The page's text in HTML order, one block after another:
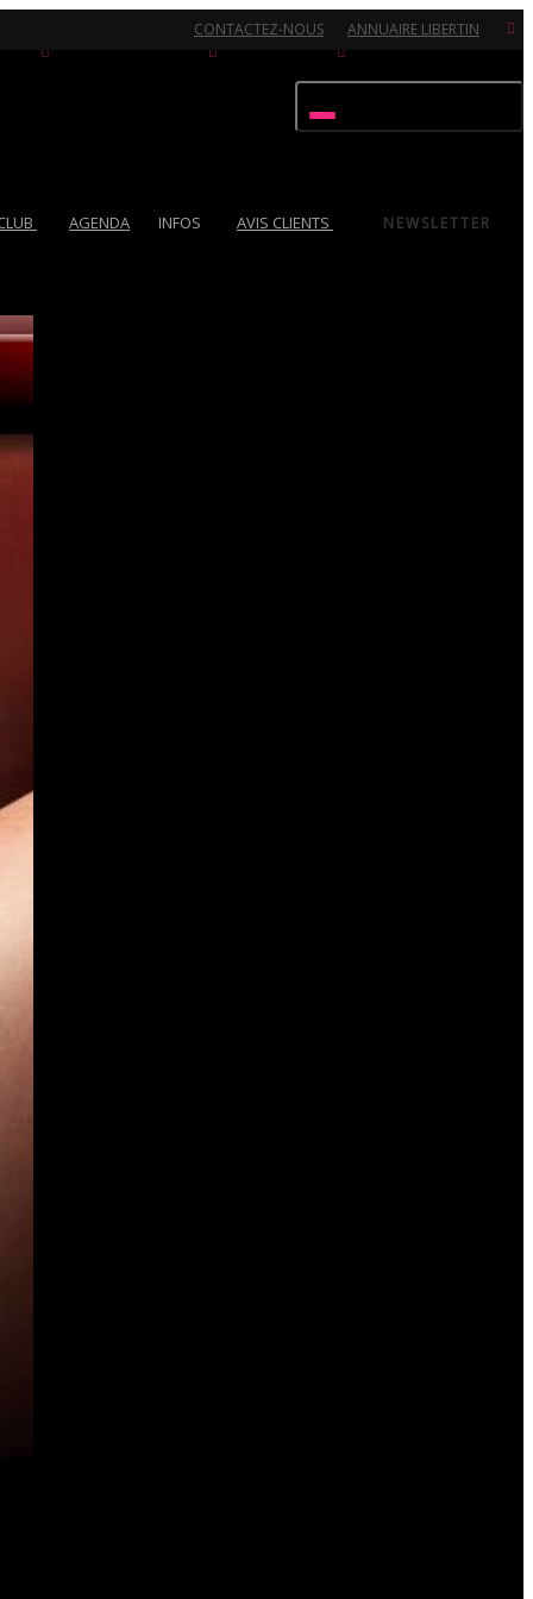
CONTACTEZ-NOUS ANNUAIRE LIBERTIN
AGENDA INFOS AVIS CLIENTS NEWSLETTER